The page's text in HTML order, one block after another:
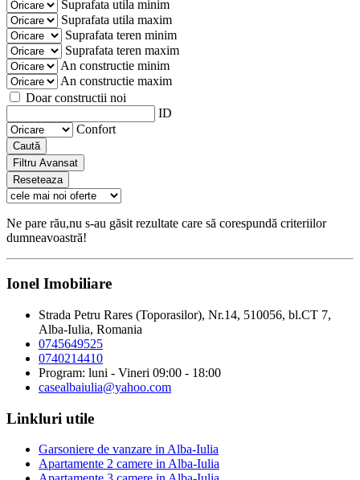
Suprafata utila minim
Suprafata utila maxim
Suprafata teren minim
Suprafata teren maxim
An constructie minim
An constructie maxim
Doar constructii noi
ID
Confort
Caută
Filtru Avansat
Reseteaza
Ne pare rău,nu s-au găsit rezultate care să corespundă criteriilor
dumneavoastră!
Ionel Imobiliare
Strada Petru Rares (Toporasilor), Nr.14, 510056, bl.CT 7,
Alba-Iulia, Romania
0745649525
0740214410
Program: luni - Vineri 09:00 - 18:00
casealbaiulia@yahoo.com
Linkluri utile
Garsoniere de vanzare in Alba-Iulia
Apartamente 2 camere in Alba-Iulia